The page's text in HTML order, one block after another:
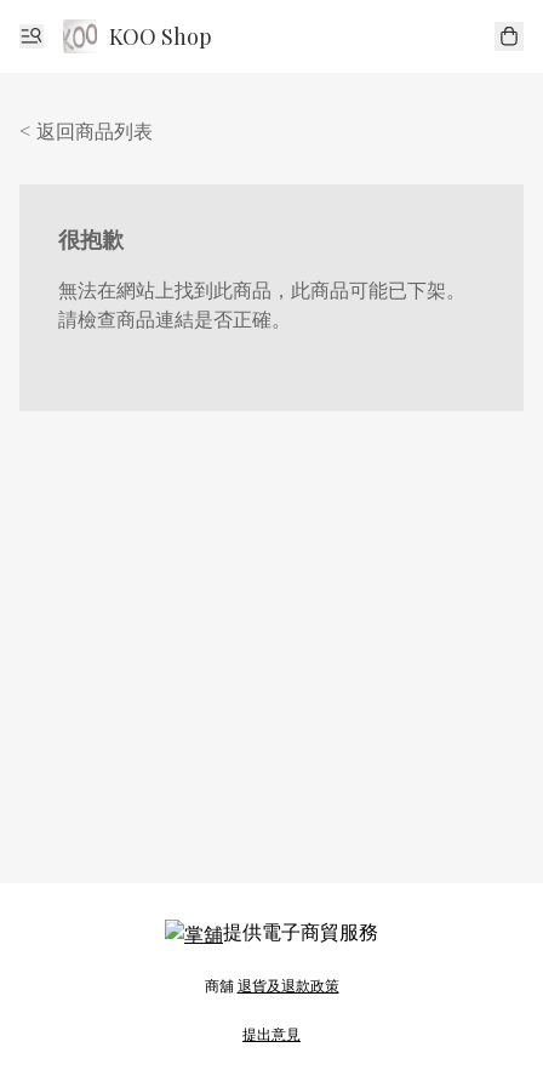
KOO Shop
< 返回商品列表
很抱歉
無法在網站上找到此商品，此商品可能已下架。
請檢查商品連結是否正確。
提供電子商貿服務
商舖退貨及退款政策
提出意見